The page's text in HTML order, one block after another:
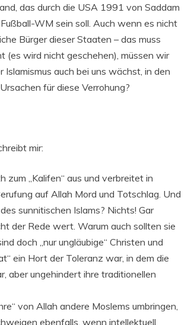
das durch die USA 1991 von Saddam
WM sein soll. Auch wenn es nicht
Bürger dieser Staaten – das muss
(es wird nicht geschehen), müssen wir
auch bei uns wächst, in den
für diese Verrohung?
mir:
zum „Kalifen“ aus und verbreitet in
auf Allah Mord und Totschlag. Und
sunnitischen Islams? Nichts! Gar
der Rede wert. Warum auch sollten sie
doch „nur ungläubige“ Christen und
ein Hort der Toleranz war, in dem die
aber ungehindert ihre traditionellen
von Allah andere Moslems umbringen,
ebenfalls, wenn intellektuell